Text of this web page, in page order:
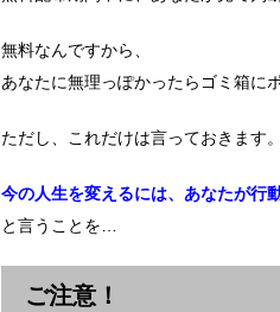
無料なんですから、
あなたに無理っぽかったらゴミ箱に
ただし、これだけは言っておきます。
今の人生を変えるには、あなたが行
と言うことを…
ご注意！